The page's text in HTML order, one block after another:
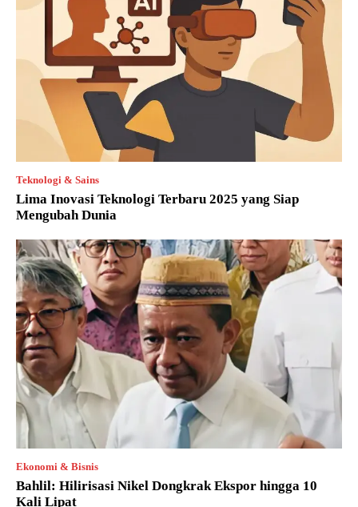
Teknologi & Sains
Lima Inovasi Teknologi Terbaru 2025 yang Siap
Mengubah Dunia
Ekonomi & Bisnis
Bahlil: Hilirisasi Nikel Dongkrak Ekspor hingga 10
Kali Lipat